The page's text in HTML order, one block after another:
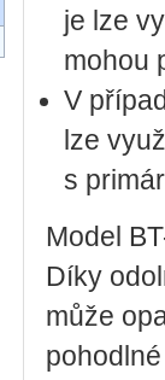
je lze
mohou
V
lze
s
Model
Díky
může